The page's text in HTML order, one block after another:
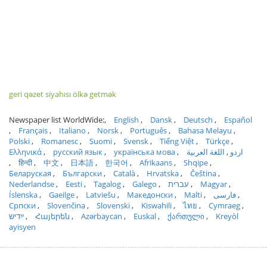
geri qəzet siyahısı ölkə getmək
Newspaper list WorldWide: English Dansk Deutsch
Español
Français
Italiano Norsk Português
Bahasa Melayu
Polski
Romanesc Suomi Svensk Tiếng Việt
Türkçe
Ελληνικά
русский язык українська мова اردو
اللغة العربية
हिन्दी
中文 日本語 한국어 Afrikaans
Shqipe
Беларуская
Български Català Hrvatska
Čeština
Nederlandse
Eesti Tagalog Galego עברית
Magyar
Íslenska
Gaeilge Latviešu Македонски Malti
فارسی
Српски
Slovenčina Slovenski Kiswahili ไทย
Cymraeg
ייִדיש
Հայերեն Azərbaycan Euskal ქართული
Kreyòl
ayisyen